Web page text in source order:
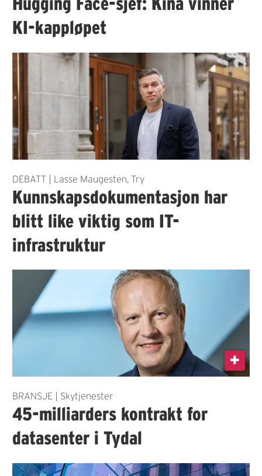
KI-kappløpet
DEBATT | Lasse Maugesten, Try
Kunnskapsdokumentasjon har
blitt like viktig som IT-
infrastruktur
BRANSJE | Skytjenester
45-milliarders kontrakt for
datasenter i Tydal